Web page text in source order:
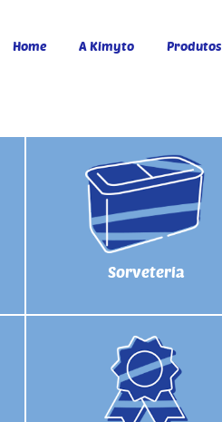
Home A Kimyto Produtos
Sorveteria